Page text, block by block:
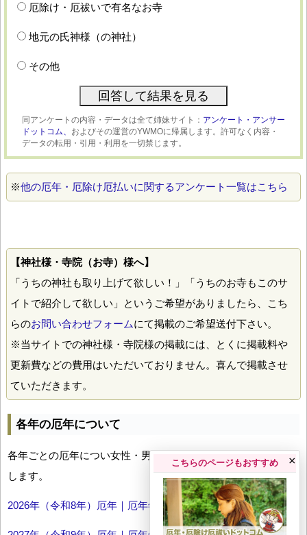
厄除け・厄祓いで有名なお寺
地元の氏神様（の神社）
その他
同アンケートの内容・データは全て姉妹サイト： アンケート・アンサー
ドットコム、 およびその運営のYWMOに帰属します。許可なく内容・
データの転用・引用・利用を一切禁じます。
※他の厄年・厄除け厄払いに関するアンケート一覧はこちら
【神社様・寺院（お寺）様へ】
「うちの神社も取り上げて欲しい！」「うちのお寺もこのサ
イトで紹介して欲しい」というご希望がありましたら、こち
らのお問い合わせフォームにて掲載のご希望送付下さい。
※当サイトでの神社様・寺院様の掲載には、とくに掲載料や
更新費などの費用はいただいておりません。喜んで掲載させ
ていただきます。
各年の厄年について
各年ごとの厄年につい女性・男性の年齢早見表とともにお伝え
します。
2026年（令和8年）厄年｜厄年年齢早見表
こちらのページもおすすめ ×